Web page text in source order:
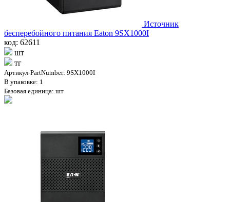
Источник
бесперебойного питания Eaton 9SX1000I
код: 62611
шт
тг
Артикул-PartNumber: 9SX1000I
В упаковке: 1
Базовая единица: шт